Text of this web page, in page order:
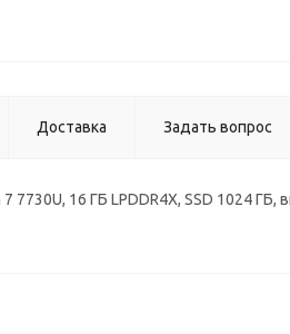
Доставка Задать вопрос
7730U, 16 ГБ LPDDR4X, SSD 1024